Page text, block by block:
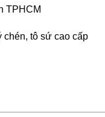
TPHCM
chén, tô sứ cao cấp